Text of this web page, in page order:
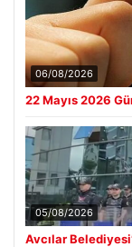
06/08/2026
22 Mayıs 2026
05/08/2026
Avcılar